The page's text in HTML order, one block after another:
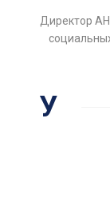
Директор
У